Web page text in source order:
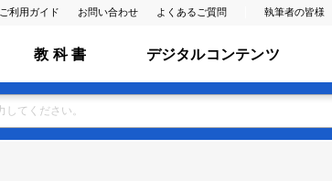
ご利用ガイド お問い合わせ よくあるご質問 執筆者の皆様
教 科 書 デジタルコンテンツ